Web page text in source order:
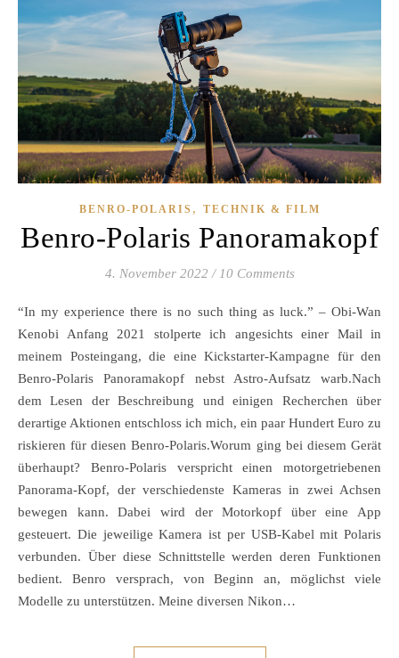
BENRO-POLARIS , TECHNIK & FILM
Benro-Polaris Panoramakopf
4. November 2022 / 10 Comments
“In my experience there is no such thing as luck.” – Obi-Wan
Kenobi Anfang 2021 stolperte ich angesichts einer Mail in
meinem Posteingang, die eine Kickstarter-Kampagne für den
Benro-Polaris Panoramakopf nebst Astro-Aufsatz warb.Nach
dem Lesen der Beschreibung und einigen Recherchen über
derartige Aktionen entschloss ich mich, ein paar Hundert Euro zu
riskieren für diesen Benro-Polaris.Worum ging bei diesem Gerät
überhaupt? Benro-Polaris verspricht einen motorgetriebenen
Panorama-Kopf, der verschiedenste Kameras in zwei Achsen
bewegen kann. Dabei wird der Motorkopf über eine App
gesteuert. Die jeweilige Kamera ist per USB-Kabel mit Polaris
verbunden. Über diese Schnittstelle werden deren Funktionen
bedient. Benro versprach, von Beginn an, möglichst viele
Modelle zu unterstützen. Meine diversen Nikon…